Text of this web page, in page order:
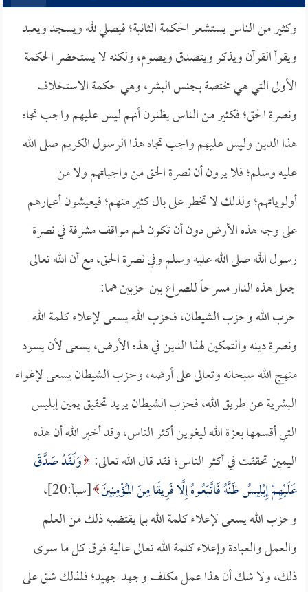
وكثير من الناس يستشعر الحكمة الثانية؛ فيصلي لله ويسجد ويعبد
ويقرأ القرآن ويذكر ويتصدق ويصوم، ولكنه لا يستحضر الحكمة
الأولى التي هي مختصة بجنس البشر، وهي حكمة الاستخلاف
ونصرة الحق؛ فكثير من الناس يظنون أنهم ليس عليهم واجب تجاه
هذا الدين وليس عليهم واجب تجاه هذا الرسول الكريم صلى الله
عليه وسلم؛ فلا يرون أن نصرة الحق من واجباتهم ولا من
أولوياتهم؛ ولذلك لا تخطر على بال كثير منهم؛ فيعيشون أعمارهم
على وجه هذه الأرض دون أن تكون لهم مواقف مشرفة في نصرة
رسول الله صلى الله عليه وسلم وفي نصرة الحق، مع أن الله تعالى
جعل هذه الدار مسرحاً للصراع بين حزبين هما:
حزب الله وحزب الشيطان، فحزب الله يسعى لإعلاء كلمة الله
ونصرة دينه والتمكين لهذا الدين في هذه الأرض، يسعى لأن يسود
منهج الله سبحانه وتعالى على أرضه، وحزب الشيطان يسعى لإغواء
البشرية عن طريق الله، فحزب الشيطان يريد تحقيق يمين إبليس
التي أقسمها بعزة الله ليغوين أكثر الناس، وقد أخبر الله أن هذه
اليمين تحققت في أكثر الناس؛ فقد قال الله تعالى: وَلَقَدْ صَدَّقَ
عَلَيْهِمْ إِبْلِيسُ ظَنَّهُ فَاتَّبَعُوهُ إِلَّا فَرِيقًا مِنَ المُؤْمِنِينَ
[سبأ:20]،
وحزب الله يسعى لإعلاء كلمة الله بما يقتضيه ذلك من العلم
والعمل والعبادة وإعلاء كلمة الله تعالى عالية فوق كل ما سوى
ذلك، ولا شك أن هذا عمل مكلف وجهد جهيد؛ فلذلك شق على